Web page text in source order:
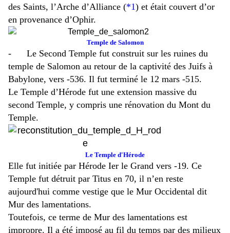
des Saints, l’Arche d’Alliance (*1) et était couvert d’or
en provenance d’Ophir.
Temple de Salomon
- Le Second Temple fut construit sur les ruines du
temple de Salomon au retour de la captivité des Juifs à
Babylone, vers -536. Il fut terminé le 12 mars -515.
Le Temple d’Hérode fut une extension massive du
second Temple, y compris une rénovation du Mont du
Temple.
Le Temple d'Hérode
Elle fut initiée par Hérode Ier le Grand vers -19. Ce
Temple fut détruit par Titus en 70, il n’en reste
aujourd'hui comme vestige que le Mur Occidental dit
Mur des lamentations.
Toutefois, ce terme de Mur des lamentations est
impropre. Il a été imposé au fil du temps par des milieux